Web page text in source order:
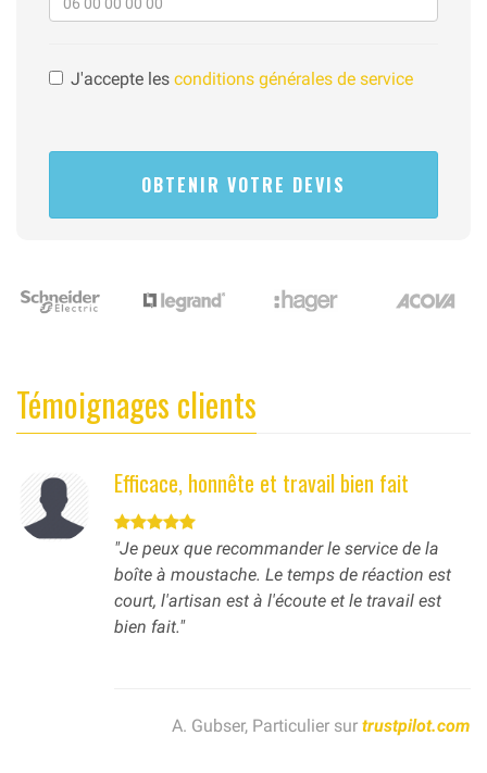
J'accepte les conditions générales de service
Témoignages clients
Efficace, honnête et travail bien fait
"Je peux que recommander le service de la
boîte à moustache. Le temps de réaction est
court, l'artisan est à l'écoute et le travail est
bien fait."
A. Gubser, Particulier sur trustpilot.com